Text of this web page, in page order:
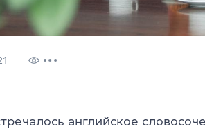
английское